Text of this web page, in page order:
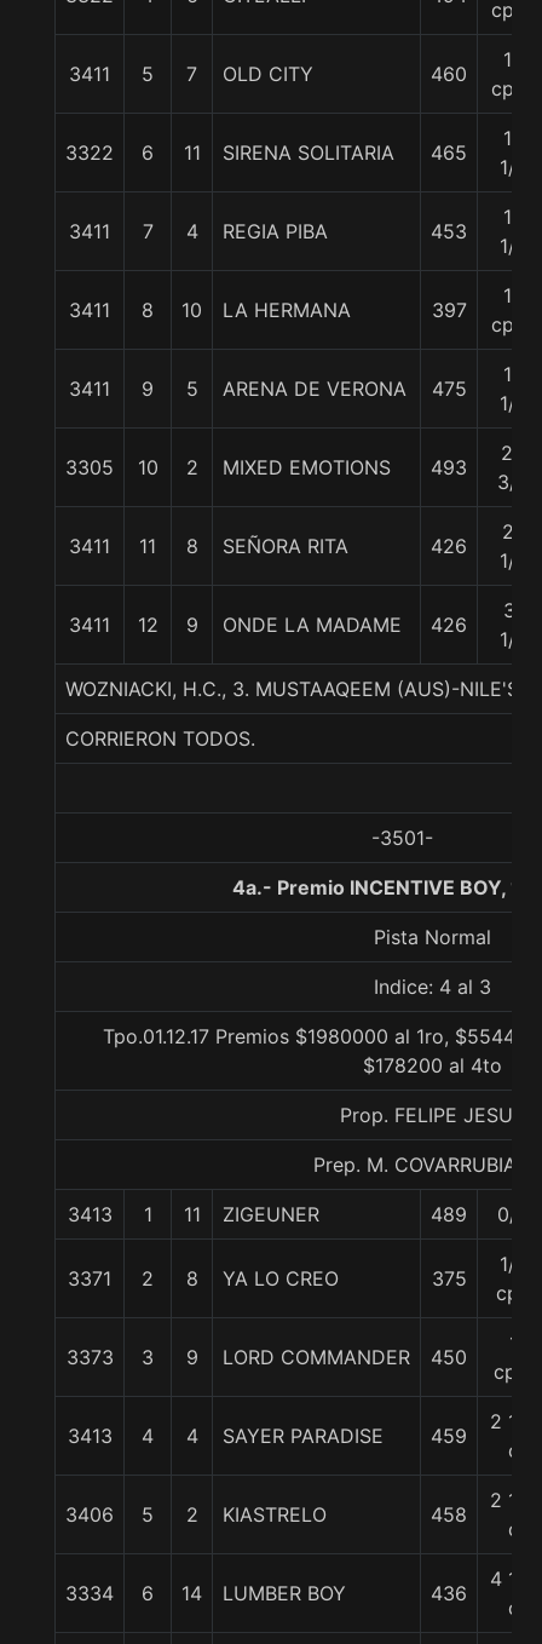
cpos
3411 5 7 OLD CITY 460
12
cpos
3322 6 11 SIRENA SOLITARIA 465
15
1/4
3411 7 4 REGIA PIBA 453
16
1/2
3411 8 10 LA HERMANA 397
17
cpos
3411 9 5 ARENA DE VERONA 475
17
1/4
3305 10 2 MIXED EMOTIONS 493
24
3/4
3411 11 8 SEÑORA RITA 426
27
1/2
3411 12 9 ONDE LA MADAME 426
31
1/2
WOZNIACKI, H.C., 3. MUSTAAQEEM (AUS)-NILE'S
CORRIERON TODOS.
-3501-
4a.- Premio INCENTIVE BOY,
Pista Normal
Indice: 4 al 3
Tpo.01.12.17 Premios $1980000 al 1ro,
$178200 al 4to
Prop. FELIPE JESUS
Prep. M. COVARRUBIAS
3413 1 11 ZIGEUNER 489 0/0
3371 2 8 YA LO CREO 375
1/2
cpo
3373 3 9 LORD COMMANDER 450
1
cpo.
3413 4 4 SAYER PARADISE 459
2 1/4
c
3406 5 2 KIASTRELO 458
2 1/4
c
3334 6 14 LUMBER BOY 436
4 1/4
c